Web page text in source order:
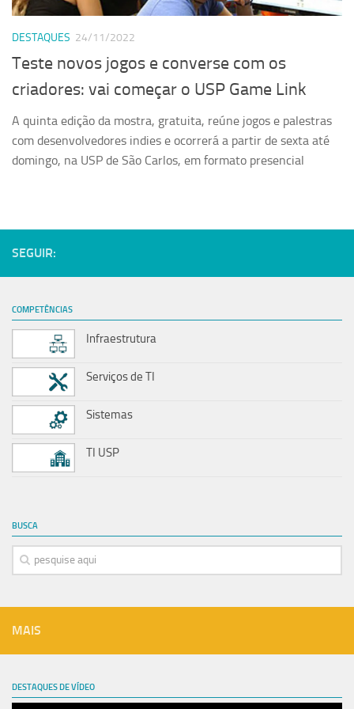
DESTAQUES 24/11/2022
Teste novos jogos e converse com os
criadores: vai começar o USP Game Link
A quinta edição da mostra, gratuita, reúne jogos e palestras
com desenvolvedores indies e ocorrerá a partir de sexta até
domingo, na USP de São Carlos, em formato presencial
SEGUIR:
COMPETÊNCIAS
Infraestrutura
Serviços de TI
Sistemas
TI USP
BUSCA
MAIS
DESTAQUES DE VÍDEO